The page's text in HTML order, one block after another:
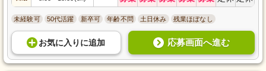
未経験可 50代活躍 新卒可 年齢不問 土日休み 残業ほぼなし
お気に入り に追加 応募画面へ進む